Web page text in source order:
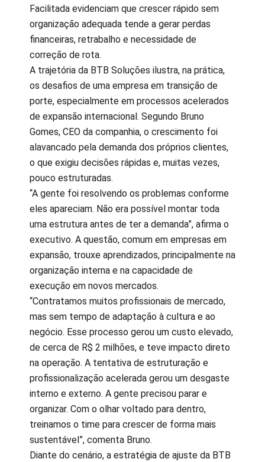
Facilitada evidenciam que crescer rápido sem
organização adequada tende a gerar perdas
financeiras, retrabalho e necessidade de
correção de rota.
A trajetória da BTB Soluções ilustra, na prática,
os desafios de uma empresa em transição de
porte, especialmente em processos acelerados
de expansão internacional. Segundo Bruno
Gomes, CEO da companhia, o crescimento foi
alavancado pela demanda dos próprios clientes,
o que exigiu decisões rápidas e, muitas vezes,
pouco estruturadas.
“A gente foi resolvendo os problemas conforme
eles apareciam. Não era possível montar toda
uma estrutura antes de ter a demanda”, afirma o
executivo. A questão, comum em empresas em
expansão, trouxe aprendizados, principalmente na
organização interna e na capacidade de
execução em novos mercados.
“Contratamos muitos profissionais de mercado,
mas sem tempo de adaptação à cultura e ao
negócio. Esse processo gerou um custo elevado,
de cerca de R$ 2 milhões, e teve impacto direto
na operação. A tentativa de estruturação e
profissionalização acelerada gerou um desgaste
interno e externo. A gente precisou parar e
organizar. Com o olhar voltado para dentro,
treinamos o time para crescer de forma mais
sustentável”, comenta Bruno.
Diante do cenário, a estratégia de ajuste da BTB